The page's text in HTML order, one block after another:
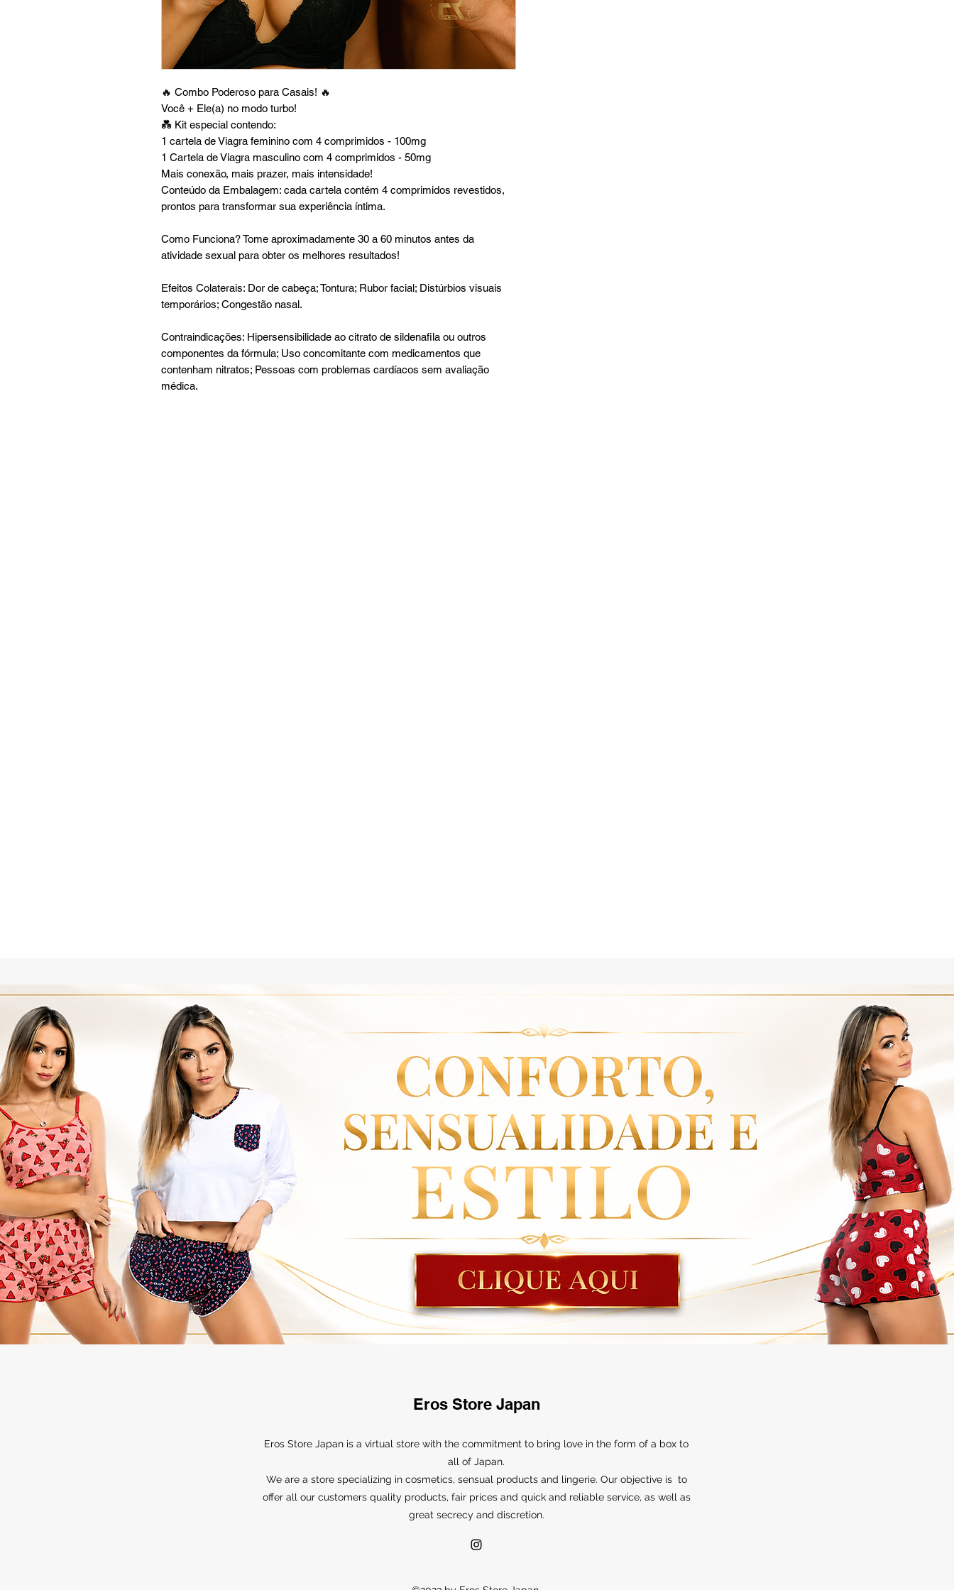
🔥 Combo Poderoso para Casais! 🔥
Você + Ele(a) no modo turbo!
💑 Kit especial contendo:
1 cartela de Viagra feminino com 4 comprimidos - 100mg
1 Cartela de Viagra masculino com 4 comprimidos - 50mg
Mais conexão, mais prazer, mais intensidade!
Conteúdo da Embalagem: cada cartela contém 4 comprimidos revestidos,
prontos para transformar sua experiência íntima.
Como Funciona? Tome aproximadamente 30 a 60 minutos antes da
atividade sexual para obter os melhores resultados!
Efeitos Colaterais: Dor de cabeça; Tontura; Rubor facial; Distúrbios visuais
temporários; Congestão nasal.
Contraindicações: Hipersensibilidade ao citrato de sildenafila ou outros
componentes da fórmula; Uso concomitante com medicamentos que
contenham nitratos; Pessoas com problemas cardíacos sem avaliação
médica.
Eros Store Japan
Eros Store Japan is a virtual store with the commitment to bring love in the form of a box to
all of Japan.
We are a store specializing in cosmetics, sensual products and lingerie. Our objective is to
offer all our customers quality products, fair prices and quick and reliable service, as well as
great secrecy and discretion.